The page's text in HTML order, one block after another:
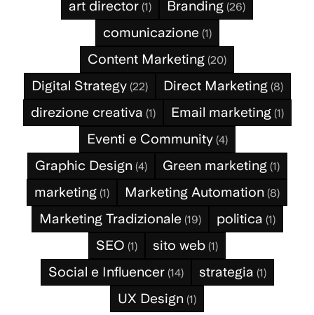
art director (1) Branding (26)
comunicazione (1)
Content Marketing (20)
Digital Strategy(22) Direct Marketing(8)
direzione creativa (1) Email marketing(1)
Eventi e Community(4)
Graphic Design(4) Green marketing(1)
marketing (1) Marketing Automation (8)
Marketing Tradizionale (19) politica (1)
SEO (1) sito web (1)
Social e Influencer(14) strategia (1)
UX Design (1)